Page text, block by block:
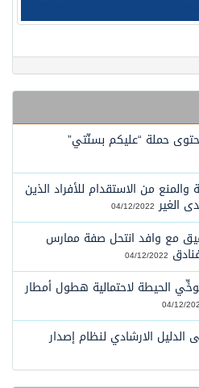
سمو ولي العهد يتلقى اتصالًا هاتفيًا من رئيس الوزراء الباكستاني
الهيئة العامة للأمن الغذائي تكثف جهودها للحد من الفقد والهدر الغذائي خلال موسم حج 1447هـ
عيد الأضحى
حملة “عليكم بسنّتي”
والمنع من الاستقدام للأفراد الذين
الغير 04/12/2022
مع وافد انتحل صفة ممارس
04/12/2022
الحيطة لاحتمالية هطول أمطار
04/12/
الدليل الارشادي لنظام إصدار